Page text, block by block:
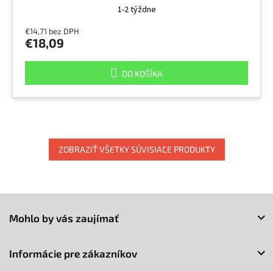
1-2 týždne
€14,71 bez DPH
€18,09
DO KOŠÍKA
ZOBRAZIŤ VŠETKY SÚVISIACE PRODUKTY
Mohlo by vás zaujímať
Informácie pre zákazníkov